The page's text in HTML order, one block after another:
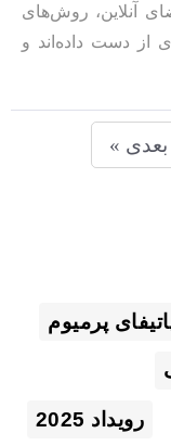
آنلاین، روش‌های
از دست داده‌اند و
بعدی »
پرمیوم
رویداد 2025